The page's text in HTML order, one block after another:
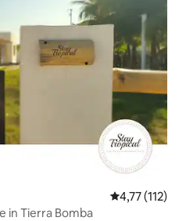
Gemiddelde
4,77 (112)
in Tierra Bomba